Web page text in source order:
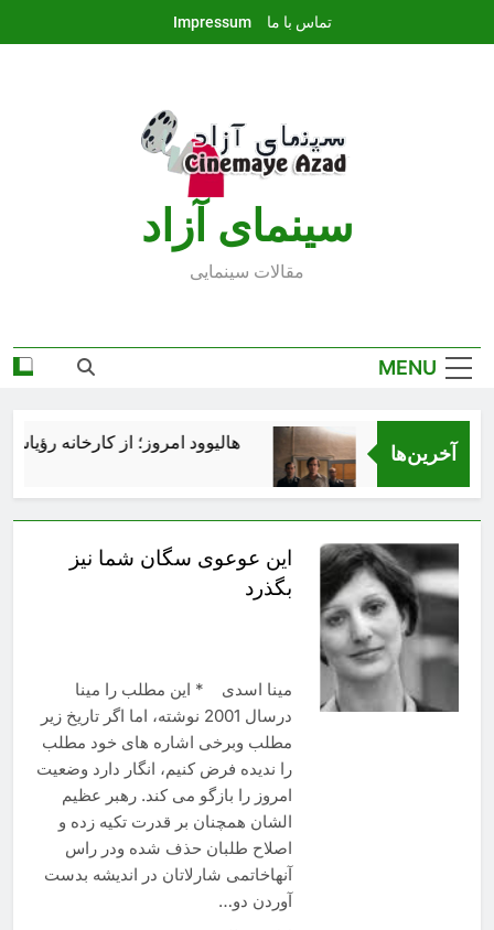
تماس با ما Impressum
سينماى آزاد
مقالات سينمايى
MENU
آخرین‌ها هالیوود امروز؛ از کارخانه
این عوعوی سگان شما نیز
بگذرد
مینا اسدی * این مطلب را مینا
درسال 2001 نوشته، اما اگر تاریخ زیر
مطلب وبرخی اشاره های خود مطلب
را ندیده فرض کنیم، انگار دارد وضعیت
امروز را بازگو می کند. رهبر عظیم
الشان همچنان بر قدرت تکیه زده و
اصلاح طلبان حذف شده ودر راس
آنهاخاتمی شارلاتان در اندیشه بدست
آوردن دو…